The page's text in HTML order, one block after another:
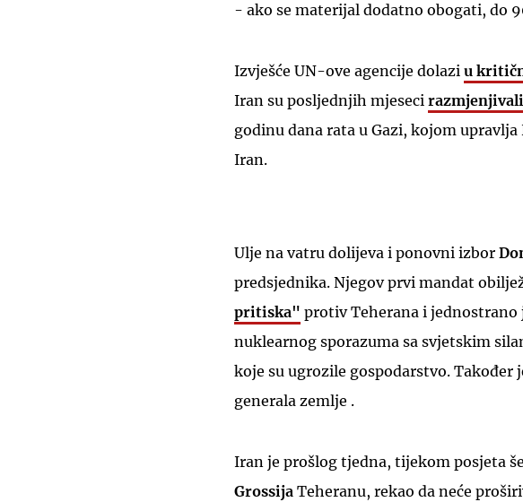
- ako se materijal dodatno obogati, do
Izvješće UN-ove agencije dolazi u
Iran su posljednjih mjeseci
godinu dana rata u Gazi, kojom
Iran.
Ulje na vatru dolijeva i ponovni izbor
predsjednika. Njegov prvi mandat
pritiska" protiv Teherana i
nuklearnog sporazuma sa svjetskim
koje su ugrozile gospodarstvo.
generala zemlje .
Iran je prošlog tjedna, tijekom posjeta
Grossija Teheranu, rekao da neće